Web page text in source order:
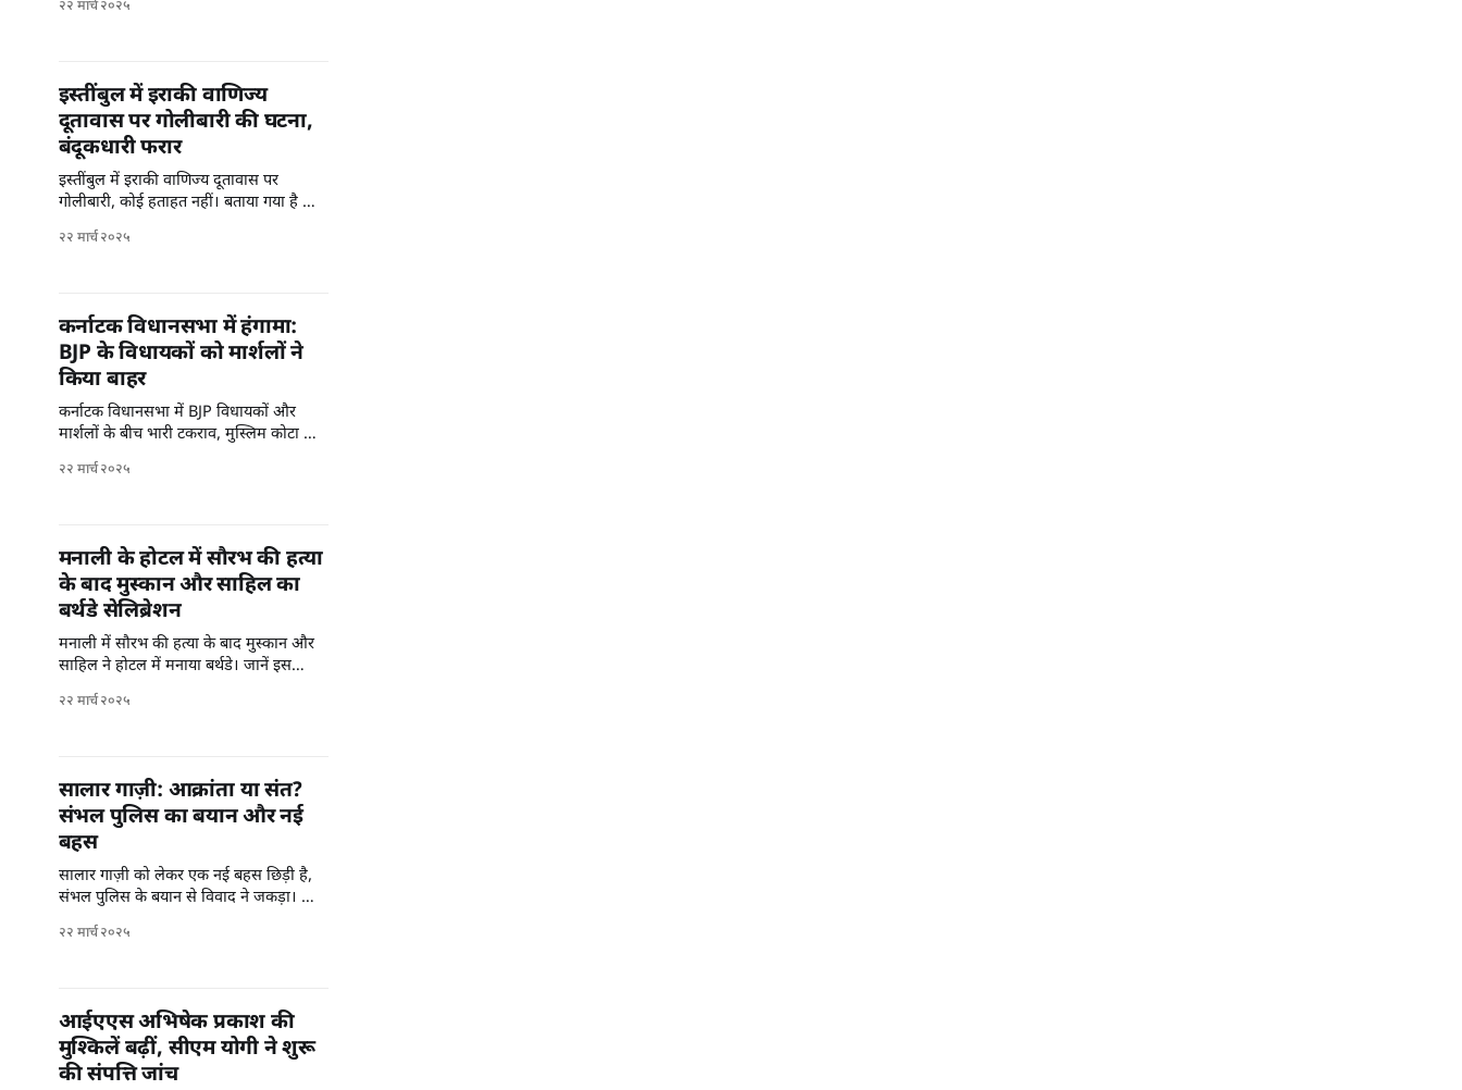
२२ मार्च २०२५
इस्तींबुल में इराकी वाणिज्य
दूतावास पर गोलीबारी की घटना,
बंदूकधारी फरार
इस्तींबुल में इराकी वाणिज्य दूतावास पर
गोलीबारी, कोई हताहत नहीं। बताया गया है कि
बंदूकधारी मौके से फरार हो गए हैं।
२२ मार्च २०२५
कर्नाटक विधानसभा में हंगामा:
BJP के विधायकों को मार्शलों ने
किया बाहर
कर्नाटक विधानसभा में BJP विधायकों और
मार्शलों के बीच भारी टकराव, मुस्लिम कोटा बिल
पर मचा बवाल।
२२ मार्च २०२५
मनाली के होटल में सौरभ की हत्या
के बाद मुस्कान और साहिल का
बर्थडे सेलिब्रेशन
मनाली में सौरभ की हत्या के बाद मुस्कान और
साहिल ने होटल में मनाया बर्थडे। जानें इस
मामले की ताजा जानकारी।
२२ मार्च २०२५
सालार गाज़ी: आक्रांता या संत?
संभल पुलिस का बयान और नई
बहस
सालार गाज़ी को लेकर एक नई बहस छिड़ी है,
संभल पुलिस के बयान से विवाद ने जकड़ा। जानें
इस मुद्दे की पूरी कहानी।
२२ मार्च २०२५
आईएएस अभिषेक प्रकाश की
मुश्किलें बढ़ीं, सीएम योगी ने शुरू
की संपत्ति जांच